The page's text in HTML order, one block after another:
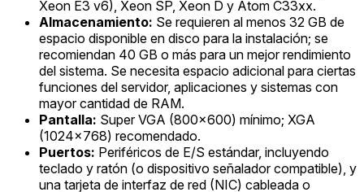
Xeon E3 v6), Xeon SP, Xeon D y Atom C33xx.
Almacenamiento: Se requieren al menos 32 GB de
espacio disponible en disco para la instalación; se
recomiendan 40 GB o más para un mejor rendimiento
del sistema. Se necesita espacio adicional para ciertas
funciones del servidor, aplicaciones y sistemas con
mayor cantidad de RAM.
Pantalla: Super VGA (800x600) mínimo; XGA
(1024x768) recomendado.
Puertos: Periféricos de E/S estándar, incluyendo
teclado y ratón (o dispositivo señalador compatible), y
una tarjeta de interfaz de red (NIC) cableada o